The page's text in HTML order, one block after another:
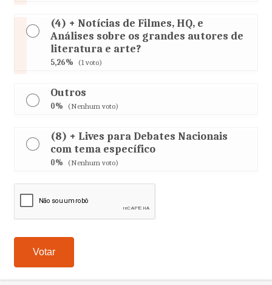
(4) + Notícias de Filmes, HQ, e
Análises sobre os grandes autores de
literatura e arte?
5,26% (1 voto)
Outros
0% (Nenhum voto)
(8) + Lives para Debates Nacionais
com tema específico
0% (Nenhum voto)